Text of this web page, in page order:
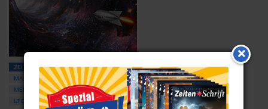
ZEITENSCHRIFT NR. 104, S.50
INSZENIERTE KRIEGE
MASSENMEDIEN • MANIPULATION
VERSCHWÖRUNGSTHEORIEN
MENSCHHEITSGESCHICHTE ALLGEMEIN
HOHLE PLANETEN • HOHLE ERDE
UFOS
UNIVERSUM KULTE • MYTHOLOGIE ATLANTIS • LEMURIA